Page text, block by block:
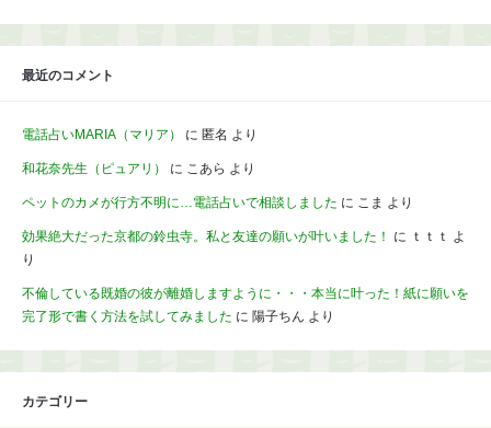
最近のコメント
電話占いMARIA（マリア） に 匿名 より
和花奈先生（ピュアリ） に こあら より
ペットのカメが行方不明に…電話占いで相談しました に こま より
効果絶大だった京都の鈴虫寺。私と友達の願いが叶いました！ に ｔｔｔ よ
り
不倫している既婚の彼が離婚しますように・・・本当に叶った！紙に願いを
完了形で書く方法を試してみました に 陽子ちん より
カテゴリー